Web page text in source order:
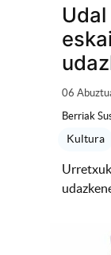
06
Berriak
Kultura